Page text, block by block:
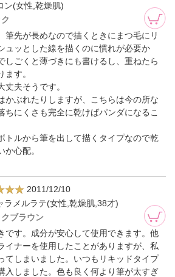
ン(女性,乾燥肌)
筆先が長めなので描くときにまつ毛にリ
ュッとした線を描くのに慣れが必要か
しごくと薄づきにも書けるし、重ねたら
す。
丈夫そうです。
かぶれたりしますが、こちらは今の所な
ちにくさも完全に乾けばパンダになるこ
トルから筆を出して描くタイプなので乾
か心配。
2011/12/10
ラメルラテ(女性,乾燥肌,38才)
ブラウン
です。成分が安心して使用できます。他
イナーを使用したことがありますが、私
てしまいました。いつもリキッドタイプ
入しました。色も良く何より筆が太すぎ